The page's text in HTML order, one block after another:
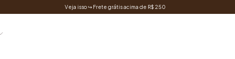
Veja isso ↪ Frete grátis acima de R$ 250